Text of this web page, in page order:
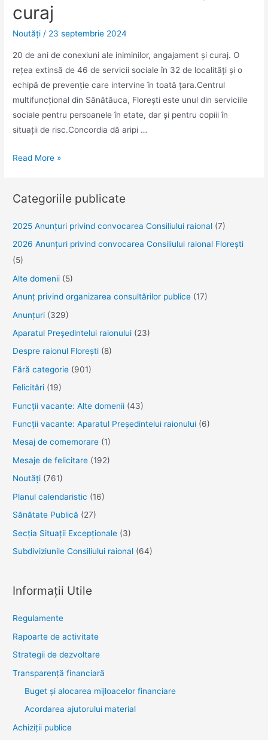
curaj
Noutăţi / 23 septembrie 2024
20 de ani de conexiuni ale iniminilor, angajament și curaj. O
rețea extinsă de 46 de servicii sociale în 32 de localități și o
echipă de prevenție care intervine în toată țara.Centrul
multifuncțional din Sănătăuca, Florești este unul din serviciile
sociale pentru persoanele în etate, dar și pentru copiii în
situații de risc.Concordia dă aripi …
20
de
ale
iniminilor,
angajament
și
curaj
Read More »
Categoriile publicate
2025 Anunţuri privind convocarea Consiliului raional (7)
2026 Anunțuri privind convocarea Consiliului raional Florești
(5)
Alte domenii (5)
Anunţ privind organizarea consultărilor publice (17)
Anunţuri (329)
Aparatul Preşedintelui raionului (23)
Despre raionul Floreşti (8)
Fără categorie (901)
Felicitări (19)
Funcţii vacante: Alte domenii (43)
Funcții vacante: Aparatul Președintelui raionului (6)
Mesaj de comemorare (1)
Mesaje de felicitare (192)
Noutăţi (761)
Planul calendaristic (16)
Sănătate Publică (27)
Secția Situații Excepționale (3)
Subdiviziunile Consiliului raional (64)
Informații Utile
Regulamente
Rapoarte de activitate
Strategii de dezvoltare
Transparenţă financiară
Buget și alocarea mijloacelor financiare
Acordarea ajutorului material
Achiziţii publice